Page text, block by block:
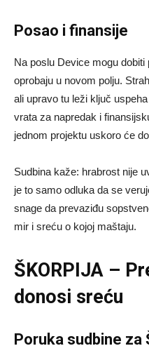
Posao i finansije
Na poslu Device mogu
oprobaju u novom polju.
ali upravo tu leži ključ
vrata za napredak i
jednom projektu uskoro će
Sudbina kaže: hrabrost nije
je to samo odluka da se
snage da prevaziđu
mir i sreću o kojoj maštaju.
ŠKORPIJA –
donosi sreću
Poruka sudbine za